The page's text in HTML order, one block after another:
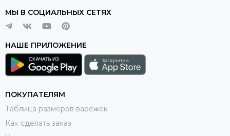
МЫ В СОЦИАЛЬНЫХ СЕТЯХ
НАШЕ ПРИЛОЖЕНИЕ
ПОКУПАТЕЛЯМ
Таблица размеров варежек
Как сделать заказ